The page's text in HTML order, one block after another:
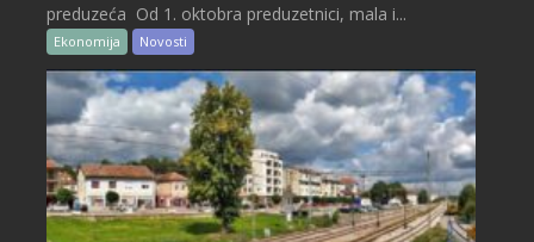
preduzeća Od 1. oktobra preduzetnici, mala i...
Ekonomija Novosti